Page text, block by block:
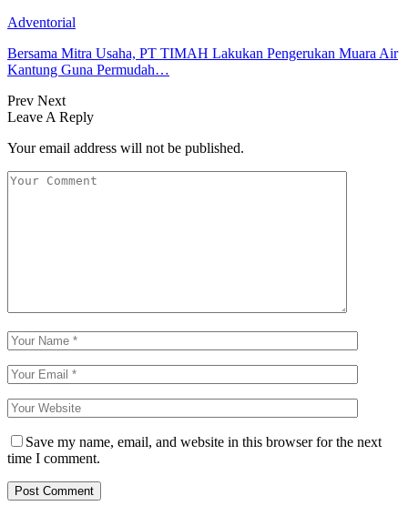
Adventorial
Bersama Mitra Usaha, PT TIMAH Lakukan Pengerukan Muara Air
Kantung Guna Permudah…
Prev Next
Leave A Reply
Your email address will not be published.
Save my name, email, and website in this browser for the next
time I comment.